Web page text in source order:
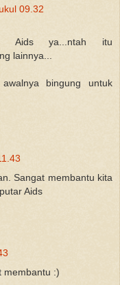
09.32
Aids ya...ntah itu
lainnya...
bingung untuk
Sangat membantu kita
Aids
membantu :)